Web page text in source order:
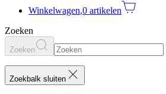
Winkelwagen,0 artikelen
Zoeken
Zoeken
Zoekbalk sluiten